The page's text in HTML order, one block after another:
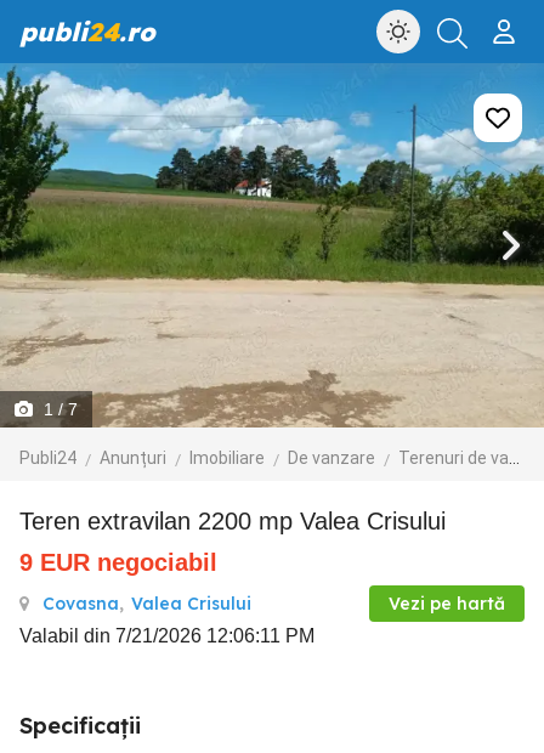
publi24.ro
1 / 7
Publi24 Anunțuri Imobiliare De vanzare Terenuri de vanzare
Teren extravilan 2200 mp Valea Crisului
9 EUR negociabil
Covasna, Valea Crisului Vezi pe hartă
Valabil din 7/21/2026 12:06:11 PM
Specificații